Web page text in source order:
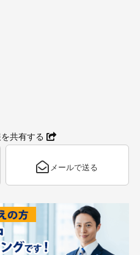
共有する
メールで送る